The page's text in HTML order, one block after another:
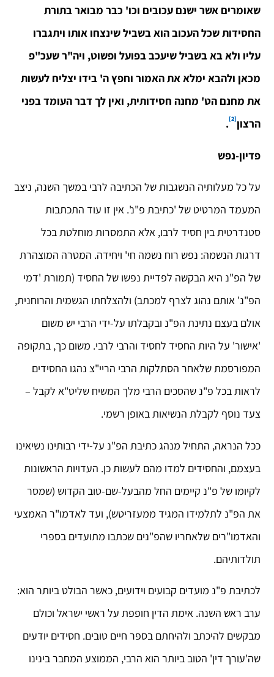
שאומרים אשר ישנם עכובים וכו' כבר מבואר בתורת
החסידות שכל העכוב הוא בשביל שינצחו אותו ויתגברו
עליו ולא בא בשביל שיעכב בפועל ופשוט, ויה"ר שעכ"פ
מכאן ולהבא ימלא את האמור וחפץ ה' בידו יצליח לעשות
את מחנם הט' מחנה חסידותית, ואין לך דבר העומד בפני
הרצון[2]
.
פדיון-נפש
על כל מעלותיה הנשגבות של הכתיבה לרבי במשך השנה, ניצב
המעמד המרטיט של 'כתיבת פ"נ'. אין זו עוד התכתבות
סטנדרטית בין חסיד לרבו, אלא התמסרות מוחלטת בכל
דרגות הנשמה: נפש רוח נשמה חי' ויחידה. המטרה המוצהרת
של הפ"נ היא הבקשה לפדיית נפשו של החסיד (תמורת 'דמי
הפ"נ' אותם נהוג לצרף למכתב) ולהצלחתו הגשמית והרוחנית,
אולם בעצם נתינת הפ"נ ובקבלתו על-ידי הרבי יש משום
'אישור' על היות החסיד לחסיד והרבי לרבי. משום כך, בתקופה
המפורסמת שלאחר הסתלקות הרבי הריי"צ נהגו החסידים
לראות בכל פ"נ שהסכים הרבי מלך המשיח שליט"א לקבל –
צעד נוסף לקבלת הנשיאות באופן רשמי.
ככל הנראה, התחיל מנהג כתיבת הפ"נ על-ידי רבותינו נשיאינו
בעצמם, והחסידים למדו מהם לעשות כן. העדויות הראשונות
לקיומו של פ"נ קיימים החל מהבעל-שם-טוב הקדוש (שמסר
את הפ"נ לתלמידו המגיד ממעזריטש), ועד לאדמו"ר האמצעי
והאדמו"רים שלאחריו שהפ"נים שכתבו מתועדים בספרי
תולדותיהם.
לכתיבת פ"נ מועדים קבועים וידועים, כאשר הבולט ביותר הוא:
ערב ראש השנה. אימת הדין חופפת על ראשי ישראל וכולם
מבקשים להיכתב ולהיחתם בספר חיים טובים. חסידים יודעים
שה'עורך דין' הטוב ביותר הוא הרבי, הממוצע המחבר בינינו